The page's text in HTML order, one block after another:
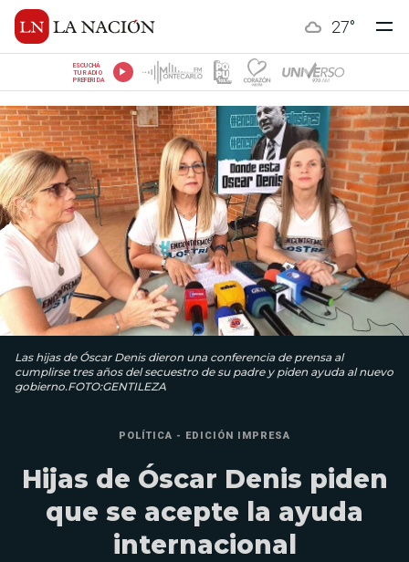
27°
ESCUCHÁ
TU RADIO
PREFERIDA
Las hijas de Óscar Denis dieron una conferencia de prensa al
cumplirse tres años del secuestro de su padre y piden ayuda al nuevo
gobierno.FOTO:GENTILEZA
POLÍTICA - EDICIÓN IMPRESA
Hijas de Óscar Denis piden
que se acepte la ayuda
internacional